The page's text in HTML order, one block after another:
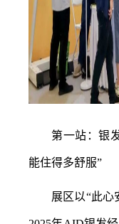
第一站：银
能住得多舒服”
展区以“此心